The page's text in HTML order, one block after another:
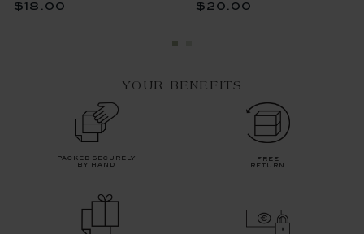
$18.00 $20.00
YOUR BENEFITS
packed securely
by hand
free
return